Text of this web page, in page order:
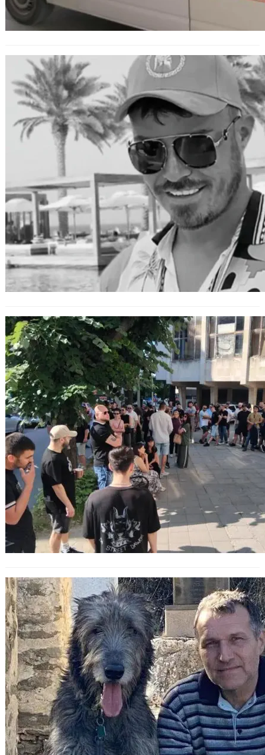
Причината за смъртта на Явор
Георгиев – тежка интоксикация с
кокаин и алкохол
Протест във Варна след смъртта на
млад мъж – близки настояват за
отговори
Израел промени версията си за
смъртта на българския служител
на ООН в Газа